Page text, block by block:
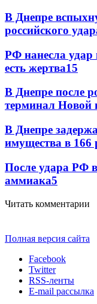
В Днепре
российского
РФ нанесла удар
есть жертва15
В Днепре после
терминал Новой
В Днепре
имущества в 166
После удара РФ
аммиака5
Читать комментарии
Полная версия сайта
Facebook
Twitter
RSS-ленты
E-mail рассылка